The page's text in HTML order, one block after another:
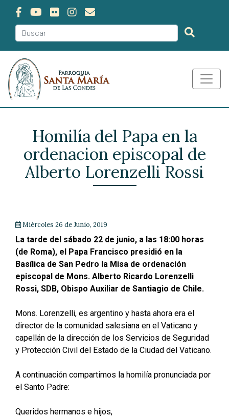
Homilía del Papa en la
ordenacion episcopal de
Alberto Lorenzelli Rossi
Miércoles 26 de Junio, 2019
La tarde del sábado 22 de junio, a las 18:00 horas
(de Roma), el Papa Francisco presidió en la
Basílica de San Pedro la Misa de ordenación
episcopal de Mons. Alberto Ricardo Lorenzelli
Rossi, SDB, Obispo Auxiliar de Santiagio de Chile.
Mons. Lorenzelli, es argentino y hasta ahora era el
director de la comunidad salesiana en el Vaticano y
capellán de la dirección de los Servicios de Seguridad
y Protección Civil del Estado de la Ciudad del Vaticano.
A continuación compartimos la homilía pronunciada por
el Santo Padre:
Queridos hermanos e hijos,